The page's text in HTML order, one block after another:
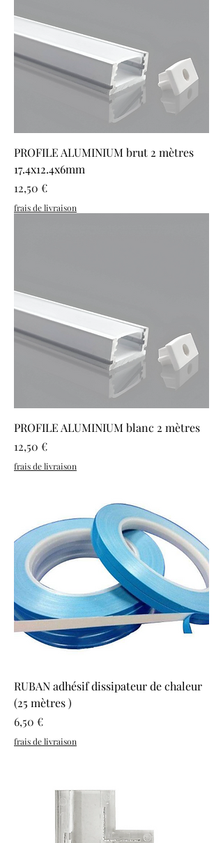
PROFILE ALUMINIUM brut 2 mètres
17.4x12.4x6mm
Prix
12,50 €
frais de livraison
PROFILE ALUMINIUM blanc 2 mètres
Prix
12,50 €
frais de livraison
RUBAN adhésif dissipateur de chaleur
(25 mètres )
Prix
6,50 €
frais de livraison